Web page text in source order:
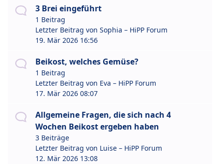
3 Brei eingeführt
1 Beitrag
Letzter Beitrag von Sophia – HiPP Forum
19. Mär 2026 16:56
Beikost, welches Gemüse?
1 Beitrag
Letzter Beitrag von Eva – HiPP Forum
17. Mär 2026 08:07
Allgemeine Fragen, die sich nach 4
Wochen Beikost ergeben haben
3 Beiträge
Letzter Beitrag von Luise – HiPP Forum
12. Mär 2026 13:08